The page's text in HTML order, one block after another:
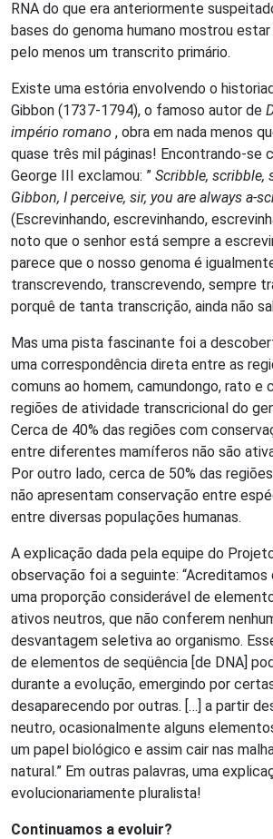
RNA do que era anteriormente
bases do genoma humano mostrou
pelo menos um transcrito primário.
Existe uma estória envolvendo o
Gibbon (1737-1794), o famoso autor de
império romano , obra em nada menos
quase três mil páginas! Encontrando-se
George III exclamou: ” Scribble, scribble,
Gibbon, I perceive, sir, you are always a-
(Escrevinhando, escrevinhando,
noto que o senhor está sempre a
parece que o nosso genoma é
transcrevendo, transcrevendo, sempre
porquê de tanta transcrição, ainda não
Mas uma pista fascinante foi a
uma correspondência direta entre as
comuns ao homem, camundongo, rato e
regiões de atividade transcricional do
Cerca de 40% das regiões com
entre diferentes mamíferos não são
Por outro lado, cerca de 50% das
não apresentam conservação entre
entre diversas populações humanas.
A explicação dada pela equipe do
observação foi a seguinte: “Acreditamos
uma proporção considerável de
ativos neutros, que não conferem
desvantagem seletiva ao organismo.
de elementos de seqüência [de DNA]
durante a evolução, emergindo por
desaparecendo por outras. […] a partir
neutro, ocasionalmente alguns
um papel biológico e assim cair nas
natural.” Em outras palavras, uma
evolucionariamente pluralista!
Continuamos a evoluir?